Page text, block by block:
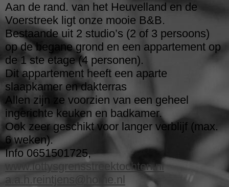
Aan de rand. van het Heuvelland en de
Voerstreek ligt onze mooie B&B.
Bestaande uit 2 studio’s (2 of 3 persoons)
op de begane grond en een appartement op
de 1 ste etage (4 personen).
Dit appartement heeft een aparte
slaapkamer en dakterras
Allen zijn ze voorzien van een geheel
ingerichte keuken en badkamer.
Ook zeer geschikt voor langer verblijf (max.
6 weken).
Info 0651501725,
www.lottysgrensstreektochten.nl
a.a.h.reintjens@home.nl